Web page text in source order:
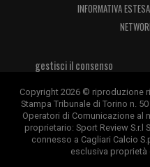
potrebbe rientrare
prendere in
favorevole.
Per ora, però, la
Cagliariguarda
Aebischersono
INFORMATIVA
gestisci il consenso
Copyright 2026 © riproduzione
Stampa Tribunale di Torino n.
Operatori di Comunicazione al
proprietario: Sport Review
connesso a Cagliari Calcio
esclusiva proprietà